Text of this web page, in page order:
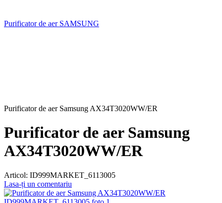
Purificator de aer SAMSUNG
Purificator de aer Samsung AX34T3020WW/ER
Purificator de aer Samsung
AX34T3020WW/ER
Articol: ID999MARKET_6113005
Lasa-ți un comentariu